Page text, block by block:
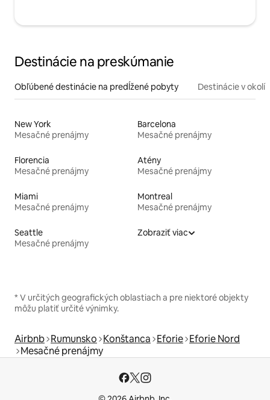
Destinácie na preskúmanie
Obľúbené destinácie na predĺžené pobyty Destinácie v okolí
New York
Mesačné prenájmy
Barcelona
Mesačné prenájmy
Florencia
Mesačné prenájmy
Atény
Mesačné prenájmy
Miami
Mesačné prenájmy
Montreal
Mesačné prenájmy
Seattle
Mesačné prenájmy
Zobraziť viac
* V určitých geografických oblastiach a pre niektoré objekty
môžu platiť určité výnimky.
Airbnb Rumunsko Konštanca Eforie Eforie Nord
Mesačné prenájmy